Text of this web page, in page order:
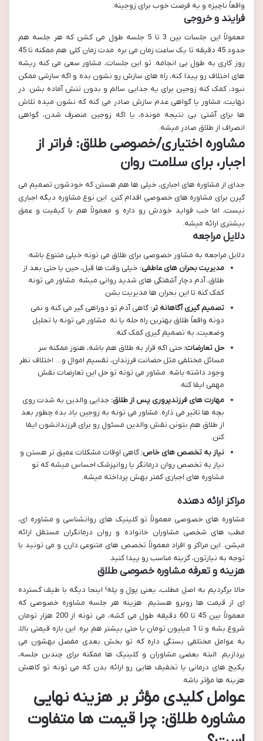
واقعاً ناچیزه و یه فرصت خوب برای زوجینه.
فرایند و خروجی
معمولاً این جلسات بین 3 تا 5 جلسه طول می کشن که هر جلسه هم
حدود 45 دقیقه تا یک ساعت زمان می بره. مدت زمان کلی هم ممکنه تا 45
روز کاری به طول بی انجامه. تو این جلسات، مشاور سعی می کنه ریشه
های اختلاف رو پیدا کنه، راه های سازش رو نشون بده و اگه سازشی ممکن
نبود، کمک کنه زوجین برای یه جدایی سالم و بدون تنش آماده بشن. در
نهایت، مشاور یا گواهی عدم سازش صادر می کنه که نشون میده تلاش
ها برای آشتی بی نتیجه مونده، یا اگه زوجین منصرف شدن، گواهی
انصراف از طلاق صادر میشه.
مشاوره اختیاری/خصوصی طلاق: فراتر از
اجبار، برای سلامت روان
جدای از مشاوره های اجباری، خیلی ها هم هستن که خودشون تصمیم می
گیرن برای مشاوره های خصوصی اقدام کنن. این نوع مشاوره دیگه اجباری
نیست، اما خب فواید خودش رو داره و معمولاً هم با کیفیت و عمق
بیشتری ارائه میشه.
دلایل مراجعه
دلایل مراجعه به مشاور خصوصی برای طلاق می تونه خیلی متنوع باشه:
مدیریت بحران های عاطفی: خیلی وقت ها قبل، حین یا حتی بعد از
طلاق، آدم دچار آشفتگی های شدید روانی میشه. مشاور می تونه
کمک کنه تا این بحران ها مدیریت بشن.
تصمیم گیری آگاهانه تر: گاهی آدم تو دوراهی گیر می کنه و نمی
دونه واقعاً طلاق بهترین راه حله یا نه. مشاور می تونه با تحلیل
وضعیت، به تصمیم گیری کمک کنه.
حل تعارضات: حتی اگه قرار به طلاق هم باشه، هنوز ممکنه سر
مسائل مختلفی مثل حضانت فرزندان، تقسیم اموال و… اختلاف نظر
وجود داشته باشه. مشاور می تونه تو حل این تعارضات نقش
مهمی ایفا کنه.
مهارت های فرزندپروری پس از طلاق: جدایی والدین به شدت روی
بچه ها تاثیر می ذاره. مشاور می تونه به زوجین یاد بده چطور بعد
از طلاق هم بتونن نقش والدین مسئول رو برای فرزندانشون ایفا
کنن.
نیاز به تخصص های خاص: گاهی اوقات مشکلات عمیق تر هستن و
نیاز به تخصص روان درمانگر یا روانپزشک احساس میشه که تو
مشاوره های اجباری کمتر بهش پرداخته میشه.
مراکز ارائه دهنده
مشاوره های خصوصی معمولاً تو کلینیک های روانشناسی و مشاوره ای،
مطب های شخصی مشاوران خانواده و روان درمانگران مستقل ارائه
میشن. این مراکز و افراد معمولاً تخصص های متنوعی دارن و می تونید با
توجه به نیازتون، گزینه مناسب رو پیدا کنید.
هزینه و تعرفه مشاوره خصوصی طلاق
حالا برگردیم به اصل مطلب، یعنی پول و پله! اینجا دیگه با طیف گسترده
ای از قیمت ها روبرو هستیم. هزینه هر جلسه مشاوره خصوصی که
معمولاً بین 45 تا 60 دقیقه طول می کشه، می تونه از 200 هزار تومان
شروع بشه و تا 1 میلیون تومان یا حتی بیشتر هم بره. این بازه قیمتی بالا،
به عوامل مختلفی بستگی داره که تو بخش بعدی مفصل بهشون می
پردازیم. البته بعضی مشاوران و کلینیک ها ممکنه برای چندین جلسه،
پکیج های درمانی یا تخفیف هایی رو ارائه بدن که می تونه تو کاهش
هزینه ها مؤثر باشه.
عوامل کلیدی مؤثر بر هزینه نهایی
مشاوره طلاق: چرا قیمت ها متفاوت